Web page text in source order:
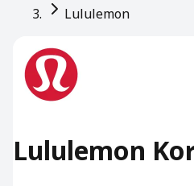
Lululemon
Lululemon